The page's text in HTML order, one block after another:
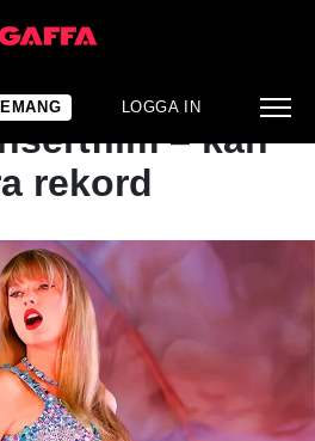
LOGGA IN
NYHET
över Taylor
– kan
rekord